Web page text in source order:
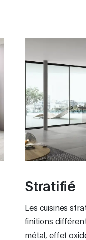
Stratifié
Les cuisines
finitions
métal, effet